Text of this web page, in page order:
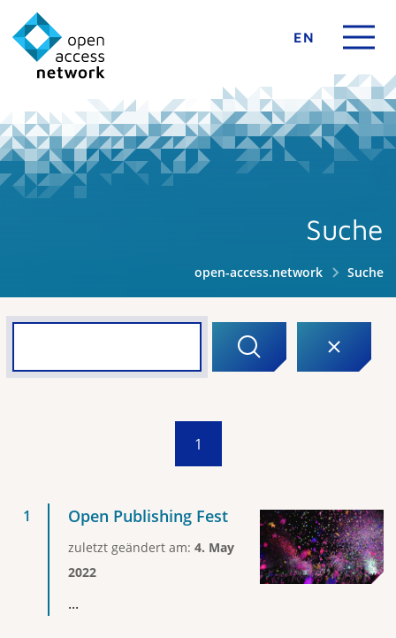
EN
Suche
open-access.network Suche
1
Open Publishing Fest
zuletzt geändert am: 4. May
2022
...